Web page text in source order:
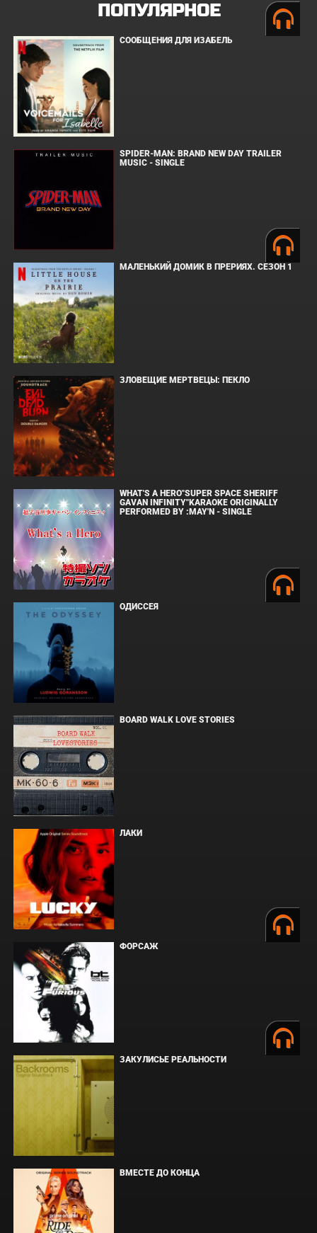
ПОПУЛЯРНОЕ
СООБЩЕНИЯ ДЛЯ ИЗАБЕЛЬ
SPIDER-MAN: BRAND NEW DAY TRAILER
MUSIC - SINGLE
МАЛЕНЬКИЙ ДОМИК В ПРЕРИЯХ. СЕЗОН 1
ЗЛОВЕЩИЕ МЕРТВЕЦЫ: ПЕКЛО
WHAT'S A HERO"SUPER SPACE SHERIFF
GAVAN INFINITY"KARAOKE ORIGINALLY
PERFORMED BY :MAY'N - SINGLE
ОДИССЕЯ
BOARD WALK LOVE STORIES
ЛАКИ
ФОРСАЖ
ЗАКУЛИСЬЕ РЕАЛЬНОСТИ
ВМЕСТЕ ДО КОНЦА